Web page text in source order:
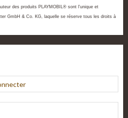
des produits PLAYMOBIL® sont l'unique et
GmbH & Co. KG, laquelle se réserve tous les droits à